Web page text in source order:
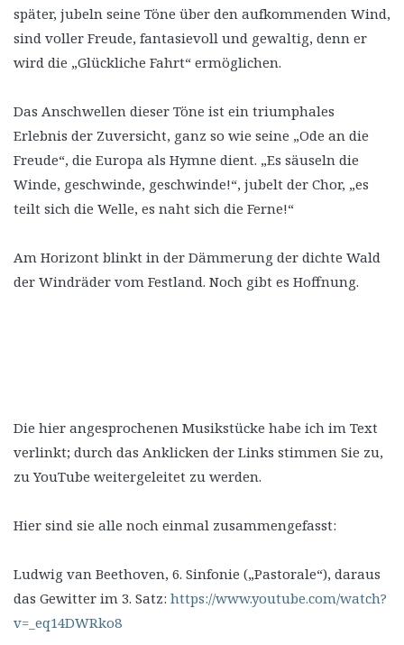
später, jubeln seine Töne über den aufkommenden Wind,
sind voller Freude, fantasievoll und gewaltig, denn er
wird die „Glückliche Fahrt“ ermöglichen.
Das Anschwellen dieser Töne ist ein triumphales
Erlebnis der Zuversicht, ganz so wie seine „Ode an die
Freude“, die Europa als Hymne dient. „Es säuseln die
Winde, geschwinde, geschwinde!“, jubelt der Chor, „es
teilt sich die Welle, es naht sich die Ferne!“
Am Horizont blinkt in der Dämmerung der dichte Wald
der Windräder vom Festland. Noch gibt es Hoffnung.
Die hier angesprochenen Musikstücke habe ich im Text
verlinkt; durch das Anklicken der Links stimmen Sie zu,
zu YouTube weitergeleitet zu werden.
Hier sind sie alle noch einmal zusammengefasst:
Ludwig van Beethoven, 6. Sinfonie („Pastorale“), daraus
das Gewitter im 3. Satz: https://www.youtube.com/watch?
v=_eq14DWRko8